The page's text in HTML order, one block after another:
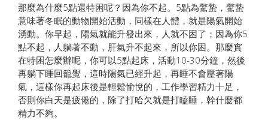
那麼為什麼5點還特困呢？因為你不起。5點為驚蟄，驚蟄
意味著冬眠的動物開始活動，同樣在人體，就是陽氣開始
湧動。你早起，陽氣就能升發出來，人就不困了；因為你5
點不起，人躺著不動，肝氣升不起來，所以你困。那麼實
在特困怎麼辦呢，你可以5點起床，活動10-30分鐘，然後
再躺下睡回籠覺，這時陽氣已經升起，再睡不會壓著陽
氣，這樣你再起床後是輕鬆愉悅的，工作學習精力十足，
否則你白天是疲倦的，除了打哈欠就是打瞌睡，幹什麼都
精力不夠。